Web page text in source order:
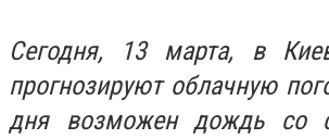
Сегодня, 13 марта, в
прогнозируют облачную
дня возможен дождь со